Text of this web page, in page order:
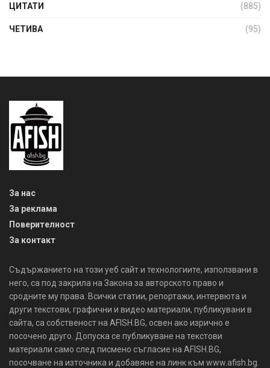
ЦИТАТИ (885)
ЧЕТИВА (95)
За нас
За реклама
Поверителност
За контакт
Съдържанието на този уеб сайт и технологиите, използвани в
него, са под закрила на Закона за авторското право и
сродните му права. Всички статии, репортажи, интервюта и
други текстови, графични и видео материали, публикувани в
сайта, са собственост на AFISH.BG, освен ако изрично е
посочено друго. Допуска се публикуване на текстови
материали само след писмено съгласие на AFISH.BG,
посочване на източника и добавяне на линк към www.afish.bg.